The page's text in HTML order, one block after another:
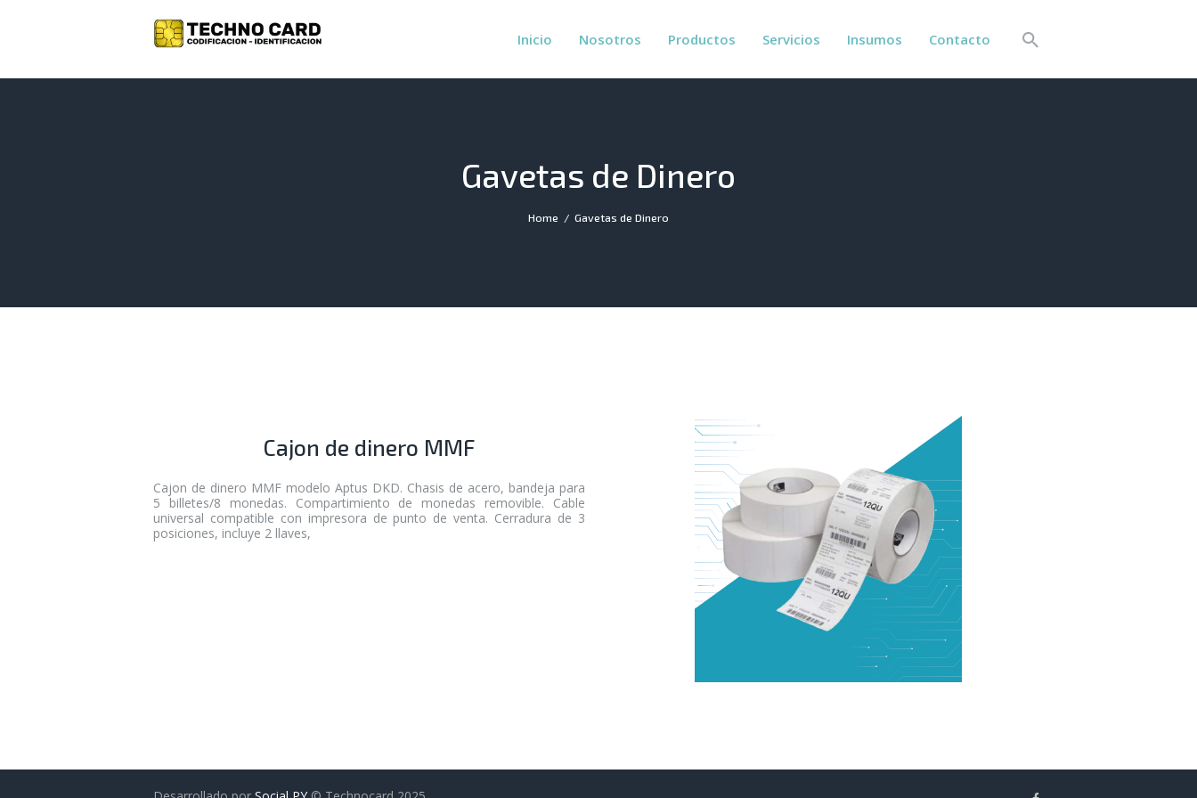
Inicio Nosotros Productos Servicios Insumos Contacto
Gavetas de Dinero
Home Gavetas de Dinero
INSUMOS
CONTACTO
Cajon de dinero MMF
Cajon de dinero MMF modelo Aptus DKD. Chasis de acero, bandeja para
5 billetes/8 monedas. Compartimiento de monedas removible. Cable
universal compatible con impresora de punto de venta. Cerradura de 3
posiciones, incluye 2 llaves,